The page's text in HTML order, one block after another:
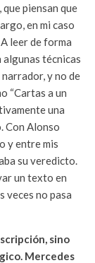
piensan que
en mi caso
leer de forma
algunas técnicas
y no de
“Cartas a un
una
Con Alonso
y entre mis
su veredicto.
un texto en
veces no pasa
sino
Mercedes